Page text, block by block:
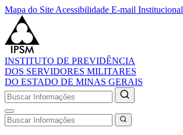
Mapa do Site Acessibilidade E-mail Institucional
INSTITUTO DE PREVIDÊNCIA
DOS SERVIDORES MILITARES
DO ESTADO DE MINAS GERAIS